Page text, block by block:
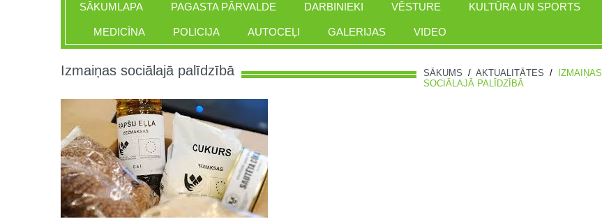
SĀKUMLAPA PAGASTA PĀRVALDE DARBINIEKI VĒSTURE KULTŪRA UN SPORTS
MEDICĪNA POLICIJA AUTOCEĻI GALERIJAS VIDEO
SĀKUMS / AKTUALITĀTES /
IZMAIŅAS
SOCIĀLAJĀ PALĪDZĪBĀ
Izmaiņas sociālajā palīdzībā